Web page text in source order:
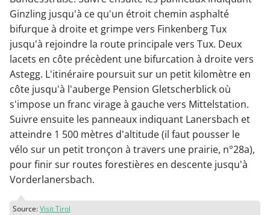
Ginzling jusqu'à ce qu'un étroit chemin asphalté
bifurque à droite et grimpe vers Finkenberg Tux
jusqu'à rejoindre la route principale vers Tux. Deux
lacets en côte précèdent une bifurcation à droite vers
Astegg. L'itinéraire poursuit sur un petit kilomètre en
côte jusqu'à l'auberge Pension Gletscherblick où
s'impose un franc virage à gauche vers Mittelstation.
Suivre ensuite les panneaux indiquant Lanersbach et
atteindre 1 500 mètres d'altitude (il faut pousser le
vélo sur un petit tronçon à travers une prairie, n°28a),
pour finir sur routes forestières en descente jusqu'à
Vorderlanersbach.
Source:Visit Tirol